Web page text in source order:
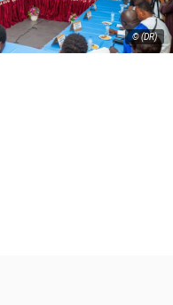
© (DR)